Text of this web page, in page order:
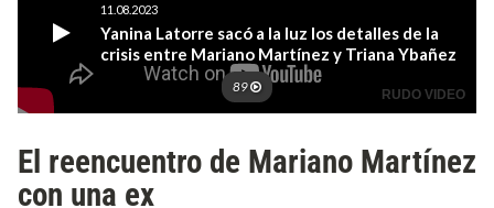
El reencuentro de Mariano Martínez
con una ex